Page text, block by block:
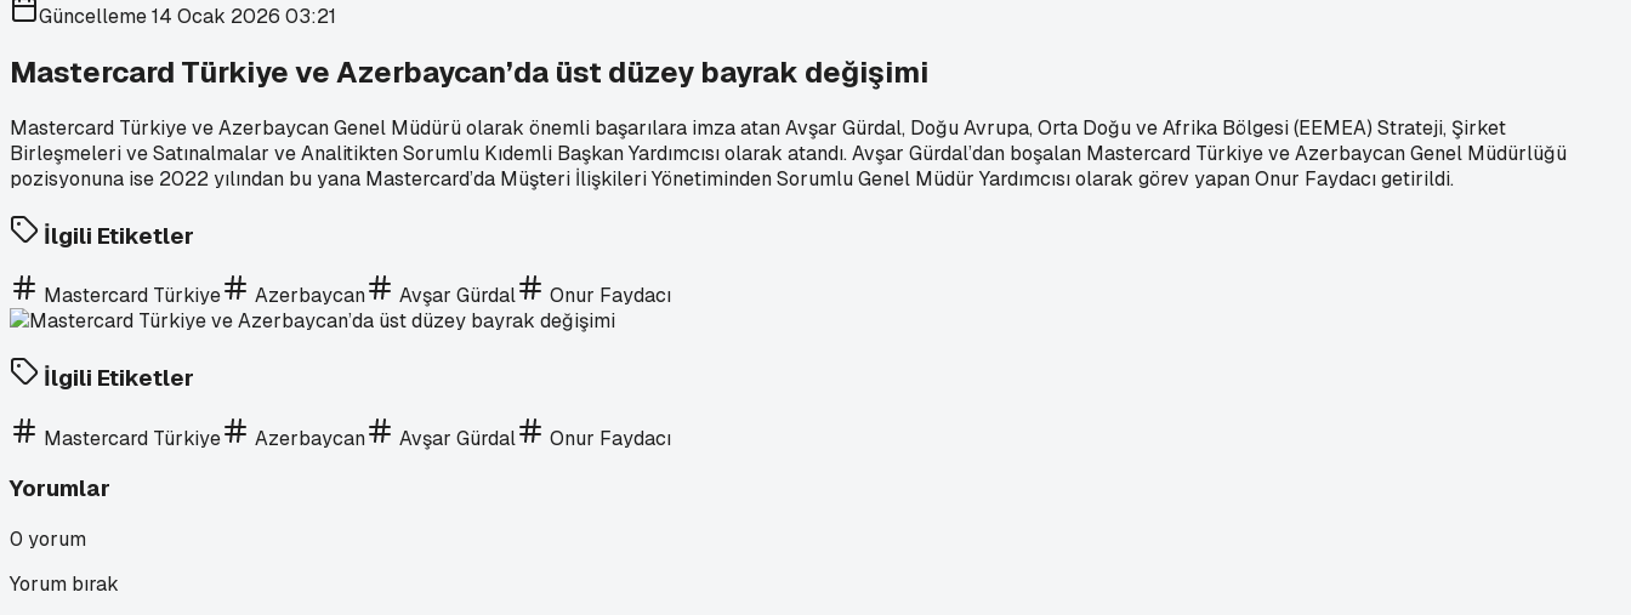
Güncelleme14 Ocak 2026 03:21
Mastercard Türkiye ve Azerbaycan’da üst düzey bayrak değişimi
Mastercard Türkiye ve Azerbaycan Genel Müdürü olarak önemli başarılara imza atan Avşar Gürdal, Doğu Avrupa, Orta Doğu ve Afrika Bölgesi (EEMEA) Strateji, Şirket
Birleşmeleri ve Satınalmalar ve Analitikten Sorumlu Kıdemli Başkan Yardımcısı olarak atandı. Avşar Gürdal’dan boşalan Mastercard Türkiye ve Azerbaycan Genel Müdürlüğü
pozisyonuna ise 2022 yılından bu yana Mastercard’da Müşteri İlişkileri Yönetiminden Sorumlu Genel Müdür Yardımcısı olarak görev yapan Onur Faydacı getirildi.
İlgili Etiketler
Mastercard Türkiye Azerbaycan Avşar Gürdal Onur Faydacı
İlgili Etiketler
Mastercard Türkiye Azerbaycan Avşar Gürdal Onur Faydacı
Yorumlar
0 yorum
Yorum bırak